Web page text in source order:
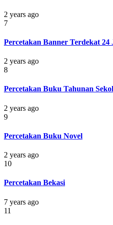
2 years ago
7
Percetakan Banner Terdekat 24
2 years ago
8
Percetakan Buku Tahunan
2 years ago
9
Percetakan Buku Novel
2 years ago
10
Percetakan Bekasi
7 years ago
11